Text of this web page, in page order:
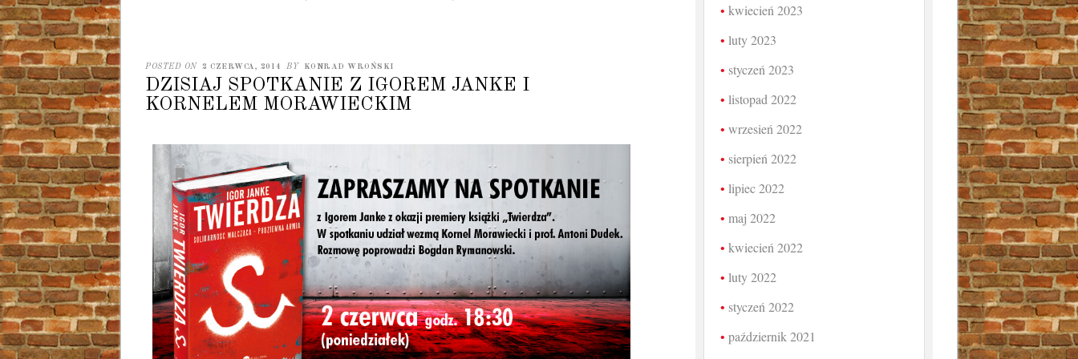
POSTED ON 2 CZERWCA, 2014 BY KONRAD WROŃSKI
DZISIAJ SPOTKANIE Z IGOREM JANKE I
KORNELEM MORAWIECKIM
kwiecień 2023
luty 2023
styczeń 2023
listopad 2022
wrzesień 2022
sierpień 2022
lipiec 2022
maj 2022
kwiecień 2022
luty 2022
styczeń 2022
październik 2021